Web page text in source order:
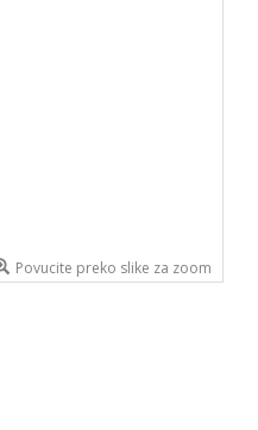
Povucite preko slike za zoom